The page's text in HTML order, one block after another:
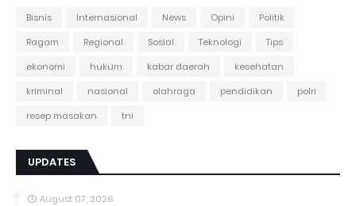
Bisnis Internasional News Opini
Politik
Ragam
Regional Sosial Teknologi
Tips
ekonomi
hukum kabar daerah
kesehatan
kriminal
nasional olahraga pendidikan
polri
resep masakan
tni
UPDATES
August 07, 2026